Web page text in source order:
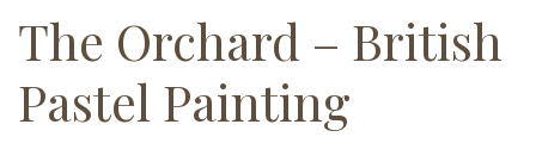
The Orchard – British
Pastel Painting